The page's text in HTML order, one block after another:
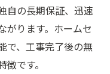
自の長期保証、迅速
がります。ホームセ
で、工事完了後の無
です。